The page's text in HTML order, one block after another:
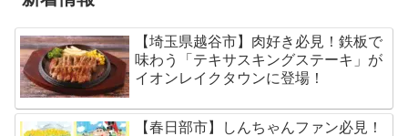
【埼玉県越谷市】肉好き必見！鉄板で
味わう「テキサスキングステーキ」が
イオンレイクタウンに登場！
【春日部市】しんちゃんファン必見！